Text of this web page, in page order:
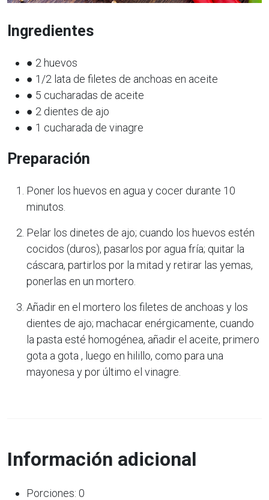
Ingredientes
● 2 huevos
● 1/2 lata de filetes de anchoas en aceite
● 5 cucharadas de aceite
● 2 dientes de ajo
● 1 cucharada de vinagre
Preparación
Poner los huevos en agua y cocer durante 10
minutos.
Pelar los dinetes de ajo; cuando los huevos estén
cocidos (duros), pasarlos por agua fría; quitar la
cáscara, partirlos por la mitad y retirar las yemas,
ponerlas en un mortero.
Añadir en el mortero los filetes de anchoas y los
dientes de ajo; machacar enérgicamente, cuando
la pasta esté homogénea, añadir el aceite, primero
gota a gota , luego en hilillo, como para una
mayonesa y por último el vinagre.
Información adicional
Porciones: 0